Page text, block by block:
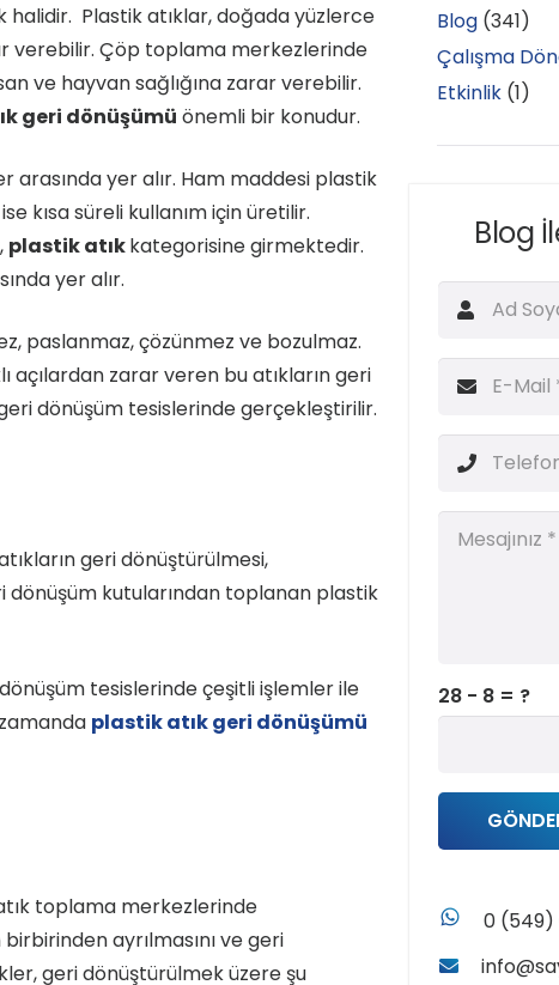
halidir. Plastik atıklar, doğada yüzlerce
verebilir. Çöp toplama merkezlerinde
ve hayvan sağlığına zarar verebilir.
geri dönüşümü önemli bir konudur.
arasında yer alır. Ham maddesi plastik
kısa süreli kullanım için üretilir.
plastik atıkkategorisine girmektedir.
yer alır.
paslanmaz, çözünmez ve bozulmaz.
açılardan zarar veren bu atıkların geri
dönüşüm tesislerinde gerçekleştirilir.
geri dönüştürülmesi,
dönüşüm kutularından toplanan plastik
tesislerinde çeşitli işlemler ile
plastik atık geri dönüşümü
atık toplama merkezlerinde
ayrılmasını ve geri
geri dönüştürülmek üzere şu
Blog (341)
Çalışma
Etkinlik (1)
Blog
28 - 8 = ?
whatsapp
0 (549)